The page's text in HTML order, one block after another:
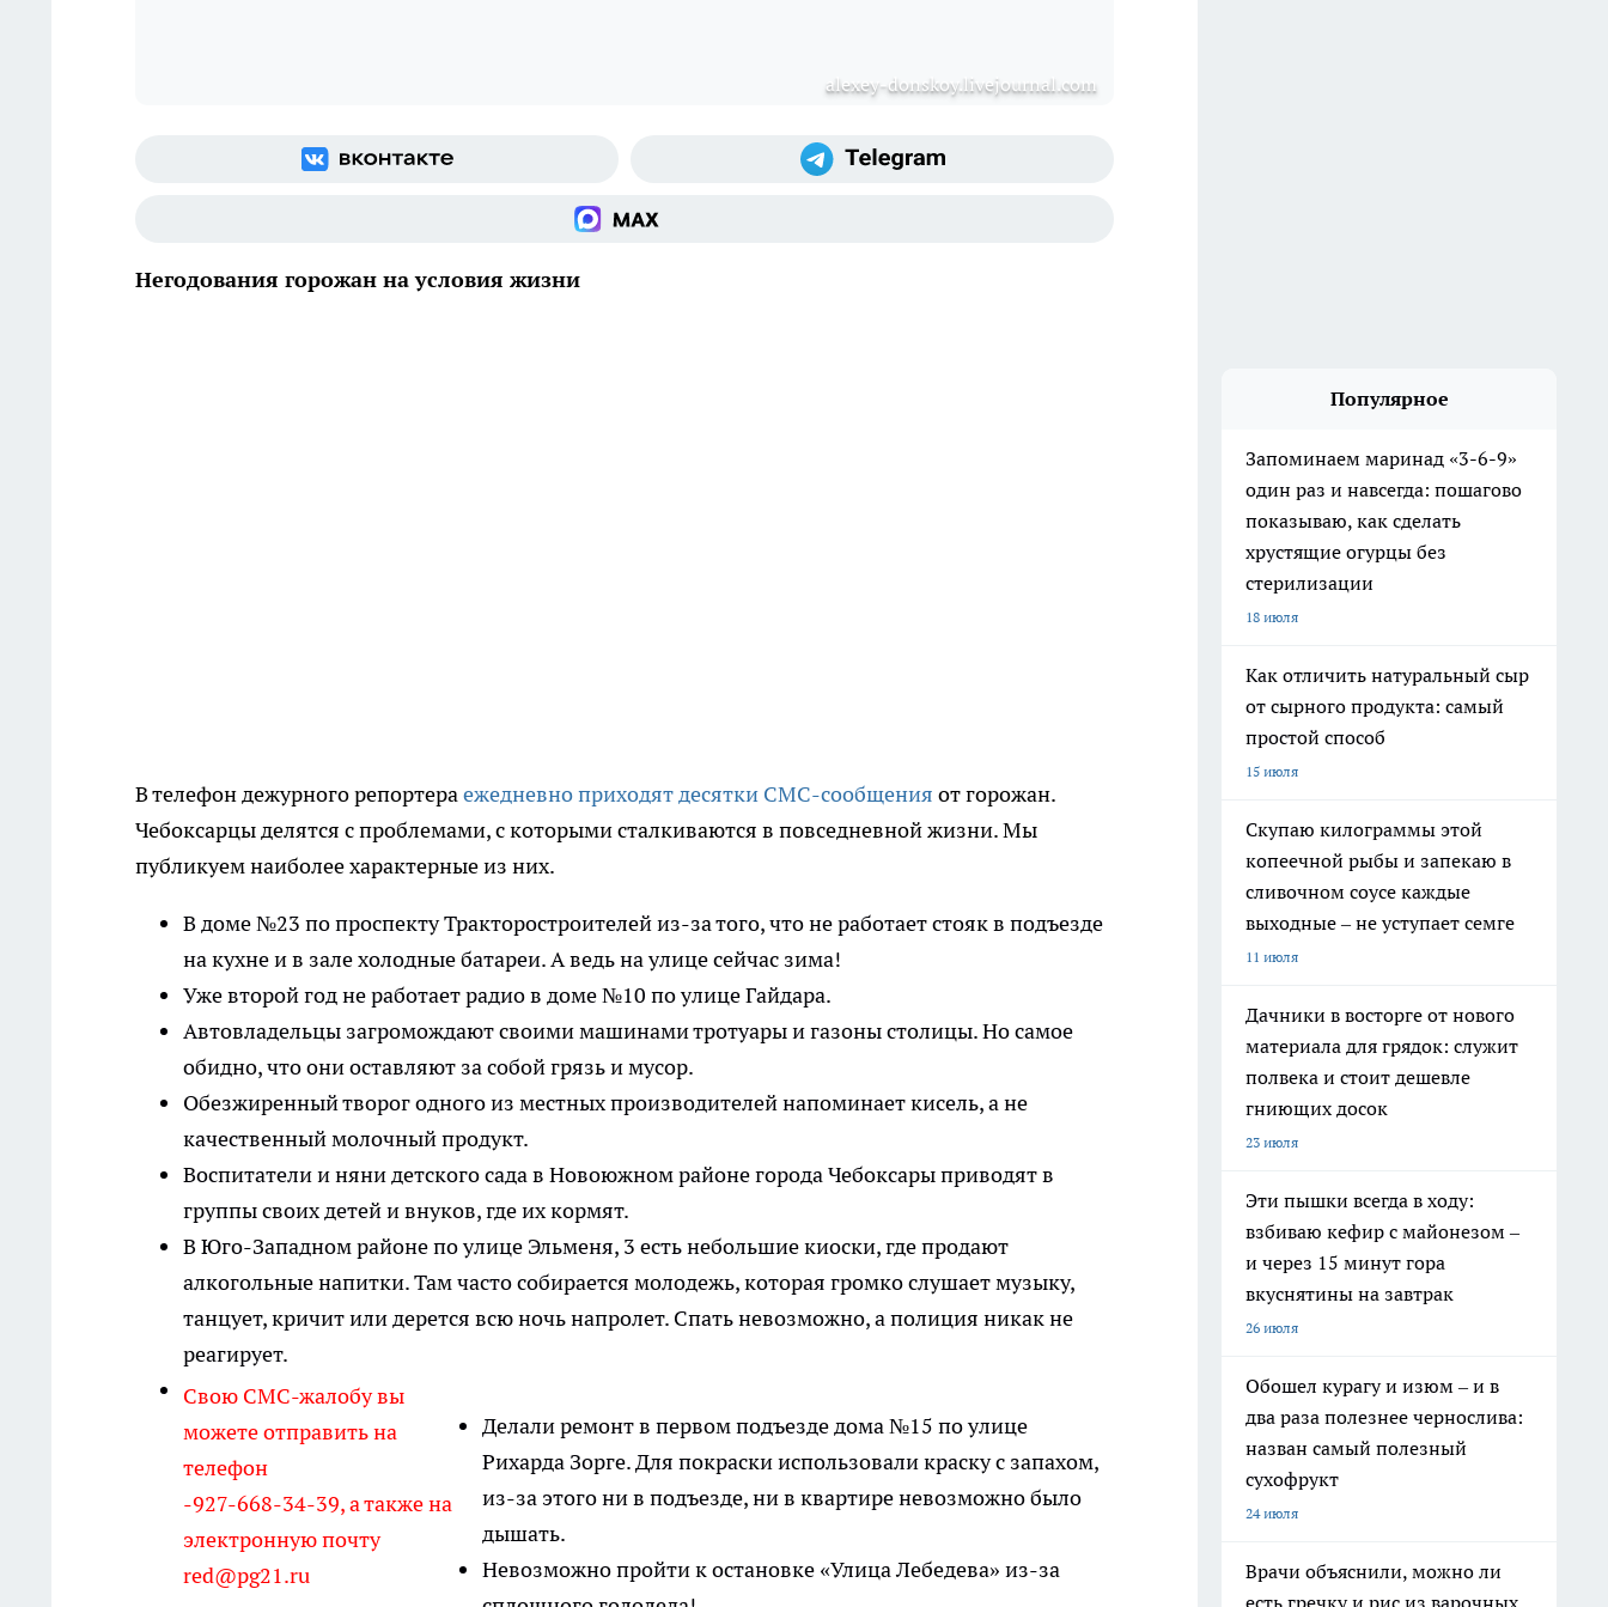
alexey-donskoy.livejournal.com
Негодования горожан на условия жизни
В телефон дежурного репортераежедневно приходят десятки СМС-сообщения от горожан.
Чебоксарцы делятся с проблемами, с которыми сталкиваются в повседневной жизни. Мы
публикуем наиболее характерные из них.
В доме №23 по проспекту Тракторостроителей из-за того, что не работает стояк в подъезде
на кухне и в зале холодные батареи. А ведь на улице сейчас зима!
Уже второй год не работает радио в доме №10 по улице Гайдара.
Автовладельцы загромождают своими машинами тротуары и газоны столицы. Но самое
обидно, что они оставляют за собой грязь и мусор.
Обезжиренный творог одного из местных производителей напоминает кисель, а не
качественный молочный продукт.
Воспитатели и няни детского сада в Новоюжном районе города Чебоксары приводят в
группы своих детей и внуков, где их кормят.
В Юго-Западном районе по улице Эльменя, 3 есть небольшие киоски, где продают
алкогольные напитки. Там часто собирается молодежь, которая громко слушает музыку,
танцует, кричит или дерется всю ночь напролет. Спать невозможно, а полиция никак не
реагирует.
Свою СМС-жалобу вы
можете отправить на
телефон
-927-668-34-39, а также на
электронную почту
red@pg21.ru
Делали ремонт в первом подъезде дома №15 по улице
Рихарда Зорге. Для покраски использовали краску с запахом,
из-за этого ни в подъезде, ни в квартире невозможно было
дышать.
Невозможно пройти к остановке «Улица Лебедева» из-за
Популярное
Запоминаем маринад «3-6-9»
один раз и навсегда: пошагово
показываю, как сделать
хрустящие огурцы без
стерилизации
18 июля
Как отличить натуральный сыр
от сырного продукта: самый
простой способ
15 июля
Скупаю килограммы этой
копеечной рыбы и запекаю в
сливочном соусе каждые
выходные – не уступает семге
11 июля
Дачники в восторге от нового
материала для грядок: служит
полвека и стоит дешевле
гниющих досок
23 июля
Эти пышки всегда в ходу:
взбиваю кефир с майонезом –
и через 15 минут гора
вкуснятины на завтрак
26 июля
Обошел курагу и изюм – и в
два раза полезнее чернослива:
назван самый полезный
сухофрукт
24 июля
Врачи объяснили, можно ли
есть гречку и рис из варочных